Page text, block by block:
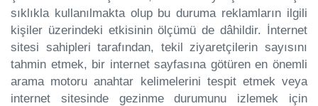
sıklıkla kullanılmakta olup bu duruma reklamların ilgili
kişiler üzerindeki etkisinin ölçümü de dâhildir. İnternet
sitesi sahipleri tarafından, tekil ziyaretçilerin sayısını
tahmin etmek, bir internet sayfasına götüren en önemli
arama motoru anahtar kelimelerini tespit etmek veya
internet sitesinde gezinme durumunu izlemek için